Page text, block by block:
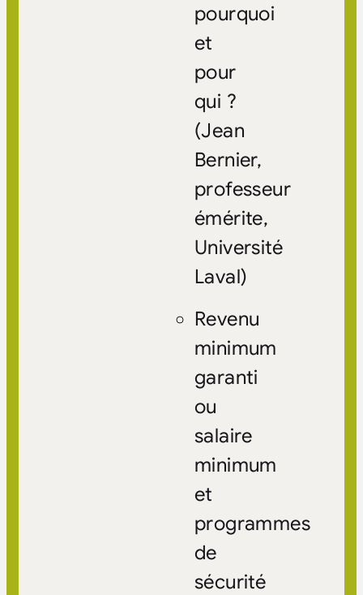
pourquoi
et
pour
qui ?
(Jean
Bernier,
professeur
émérite,
Université
Laval)
Revenu
minimum
garanti
ou
salaire
minimum
et
programmes
de
sécurité